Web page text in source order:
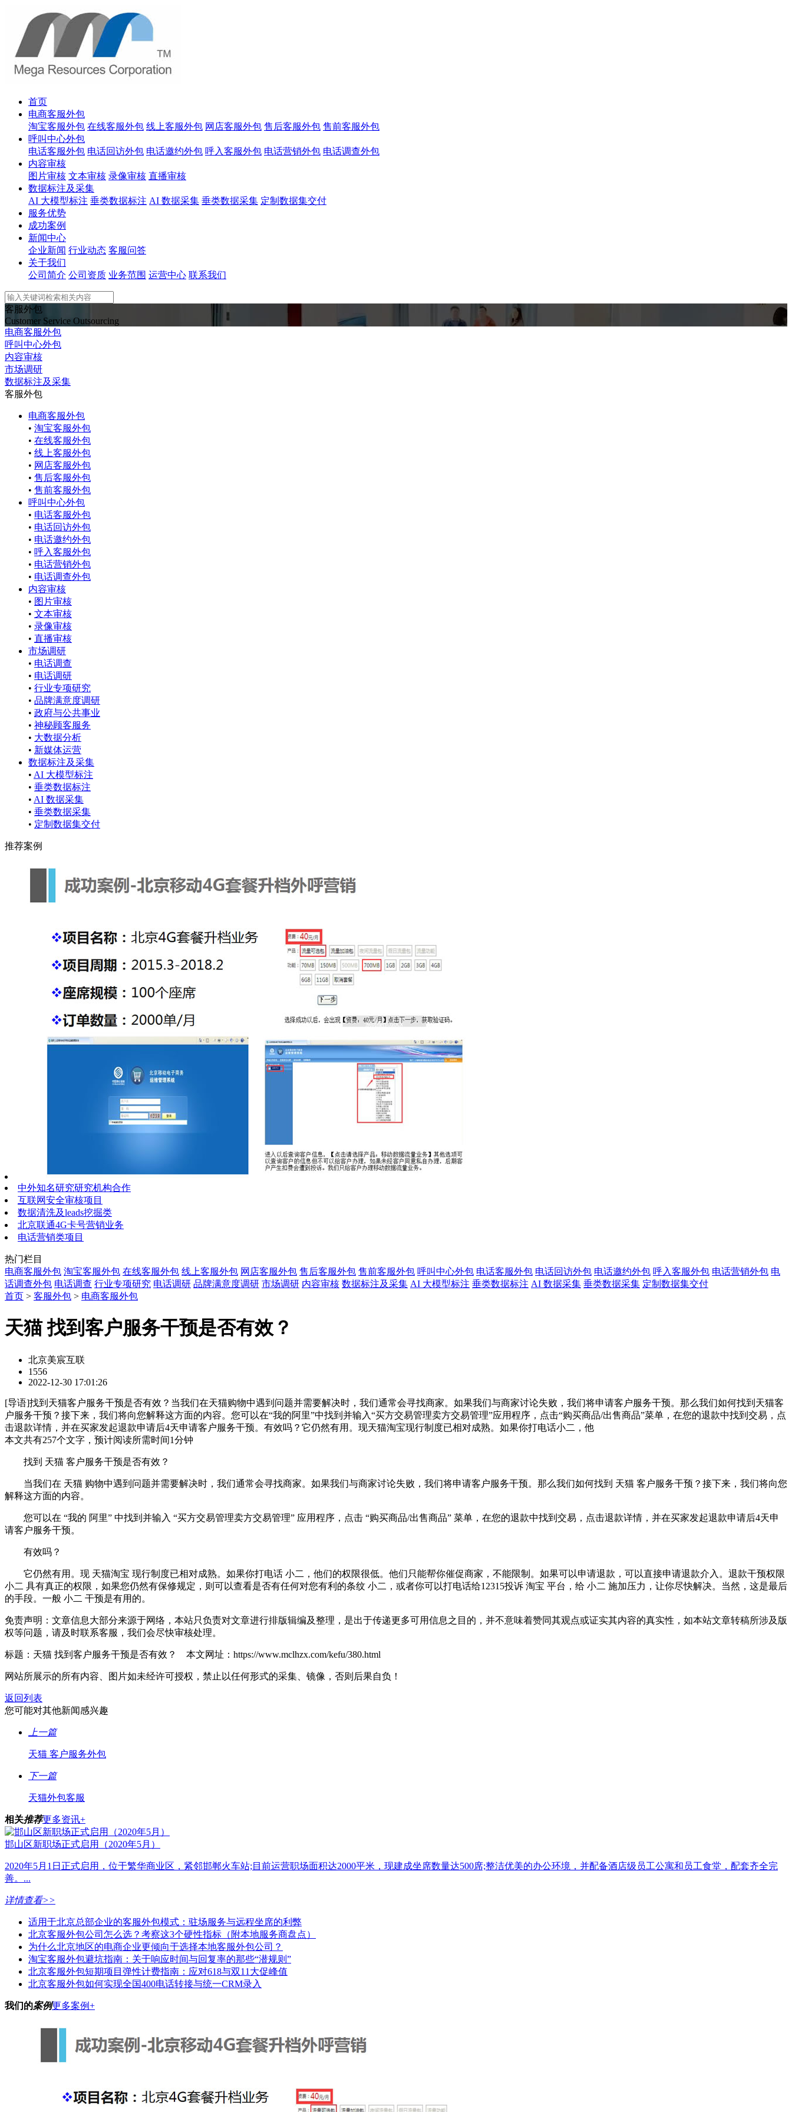
首页
电商客服外包
淘宝客服外包 在线客服外包 线上客服外包 网店客服外包 售后客服外包 售前客服外包
呼叫中心外包
电话客服外包 电话回访外包 电话邀约外包 呼入客服外包 电话营销外包 电话调查外包
内容审核
图片审核 文本审核 录像审核 直播审核
数据标注及采集
AI 大模型标注 垂类数据标注 AI 数据采集 垂类数据采集 定制数据集交付
服务优势
成功案例
新闻中心
企业新闻 行业动态 客服问答
关于我们
公司简介 公司资质 业务范围 运营中心 联系我们
客服外包
Customer Service Outsourcing
电商客服外包
呼叫中心外包
内容审核
市场调研
数据标注及采集
客服外包
电商客服外包
• 淘宝客服外包
• 在线客服外包
• 线上客服外包
• 网店客服外包
• 售后客服外包
• 售前客服外包
呼叫中心外包
• 电话客服外包
• 电话回访外包
• 电话邀约外包
• 呼入客服外包
• 电话营销外包
• 电话调查外包
内容审核
• 图片审核
• 文本审核
• 录像审核
• 直播审核
市场调研
• 电话调查
• 电话调研
• 行业专项研究
• 品牌满意度调研
• 政府与公共事业
• 神秘顾客服务
• 大数据分析
• 新媒体运营
数据标注及采集
• AI 大模型标注
• 垂类数据标注
• AI 数据采集
• 垂类数据采集
• 定制数据集交付
推荐案例
中外知名研究研究机构合作
互联网安全审核项目
数据清洗及leads挖掘类
北京联通4G卡号营销业务
电话营销类项目
热门栏目
电商客服外包 淘宝客服外包 在线客服外包 线上客服外包 网店客服外包 售后客服外包 售前客服外包 呼叫中心外包 电话客服外包 电话回访外包 电话邀约外包 呼入客服外包 电话营销外包 电
话调查外包 电话调查 行业专项研究 电话调研 品牌满意度调研 市场调研 内容审核 数据标注及采集 AI 大模型标注 垂类数据标注 AI 数据采集 垂类数据采集 定制数据集交付
首页 > 客服外包 > 电商客服外包
天猫 找到客户服务干预是否有效？
北京美宸互联
1556
2022-12-30 17:01:26
[导语]找到天猫客户服务干预是否有效？当我们在天猫购物中遇到问题并需要解决时，我们通常会寻找商家。如果我们与商家讨论失败，我们将申请客户服务干预。那么我们如何找到天猫客
户服务干预？接下来，我们将向您解释这方面的内容。您可以在“我的阿里”中找到并输入“买方交易管理卖方交易管理”应用程序，点击“购买商品/出售商品”菜单，在您的退款中找到交易，点
击退款详情，并在买家发起退款申请后4天申请客户服务干预。有效吗？它仍然有用。现天猫淘宝现行制度已相对成熟。如果你打电话小二，他
本文共有257个文字，预计阅读所需时间1分钟
找到 天猫 客户服务干预是否有效？
当我们在 天猫 购物中遇到问题并需要解决时，我们通常会寻找商家。如果我们与商家讨论失败，我们将申请客户服务干预。那么我们如何找到 天猫 客户服务干预？接下来，我们将向您
解释这方面的内容。
您可以在 “我的 阿里” 中找到并输入 “买方交易管理卖方交易管理” 应用程序，点击 “购买商品/出售商品” 菜单，在您的退款中找到交易，点击退款详情，并在买家发起退款申请后4天申
请客户服务干预。
有效吗？
它仍然有用。现 天猫淘宝 现行制度已相对成熟。如果你打电话 小二，他们的权限很低。他们只能帮你催促商家，不能限制。如果可以申请退款，可以直接申请退款介入。退款干预权限
小二 具有真正的权限，如果您仍然有保修规定，则可以查看是否有任何对您有利的条纹 小二，或者你可以打电话给12315投诉 淘宝 平台，给 小二 施加压力，让你尽快解决。当然，这是最后
的手段。一般 小二 干预是有用的。
免责声明：文章信息大部分来源于网络，本站只负责对文章进行排版辑编及整理，是出于传递更多可用信息之目的，并不意味着赞同其观点或证实其内容的真实性，如本站文章转稿所涉及版
权等问题，请及时联系客服，我们会尽快审核处理。
标题：天猫 找到客户服务干预是否有效？ 本文网址：https://www.mclhzx.com/kefu/380.html
网站所展示的所有内容、图片如未经许可授权，禁止以任何形式的采集、镜像，否则后果自负！
返回列表
您可能对其他新闻感兴趣
上一篇
天猫 客户服务外包
下一篇
天猫外包客服
相关推荐更多资讯+
邯山区新职场正式启用（2020年5月）
2020年5月1日正式启用，位于繁华商业区，紧邻邯郸火车站;目前运营职场面积达2000平米，现建成坐席数量达500席;整洁优美的办公环境，并配备酒店级员工公寓和员工食堂，配套齐全完
善。...
详情查看>>
适用于北京总部企业的客服外包模式：驻场服务与远程坐席的利弊
北京客服外包公司怎么选？考察这3个硬性指标（附本地服务商盘点）
为什么北京地区的电商企业更倾向于选择本地客服外包公司？
淘宝客服外包避坑指南：关于响应时间与回复率的那些“潜规则”
北京客服外包短期项目弹性计费指南：应对618与双11大促峰值
北京客服外包如何实现全国400电话转接与统一CRM录入
我们的案例更多案例+